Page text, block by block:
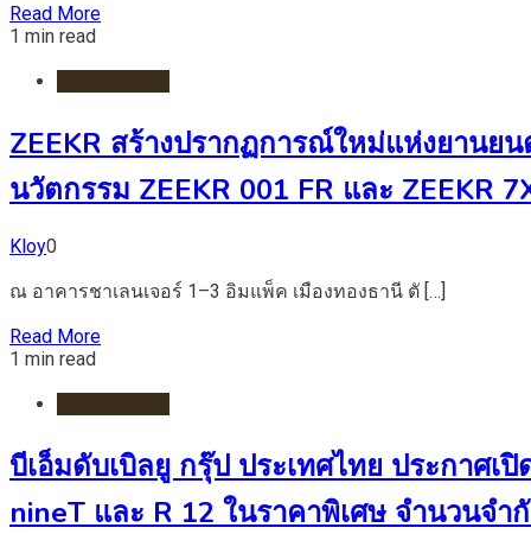
Read More
1 min read
ZEEKR สร้างปรากฏการณ์ใหม่แห่งยานย
นวัตกรรม ZEEKR 001 FR และ ZEEKR
Kloy0
ณ อาคารชาเลนเจอร์ 1–3 อิมแพ็ค เมืองทองธานี ตั […]
Read More
1 min read
บีเอ็มดับเบิลยู กรุ๊ป ประเทศไทย ประกาศ
nineT และ R 12 ในราคาพิเศษ จำนวนจ